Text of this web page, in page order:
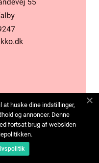
at huske dine indstillinger,
og annoncer. Denne
fortsat brug af websiden